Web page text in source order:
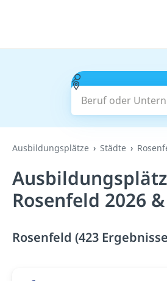
Beruf oder
Ausbildungsplätze Städte
Rosenfeld 2026
Rosenfeld (423